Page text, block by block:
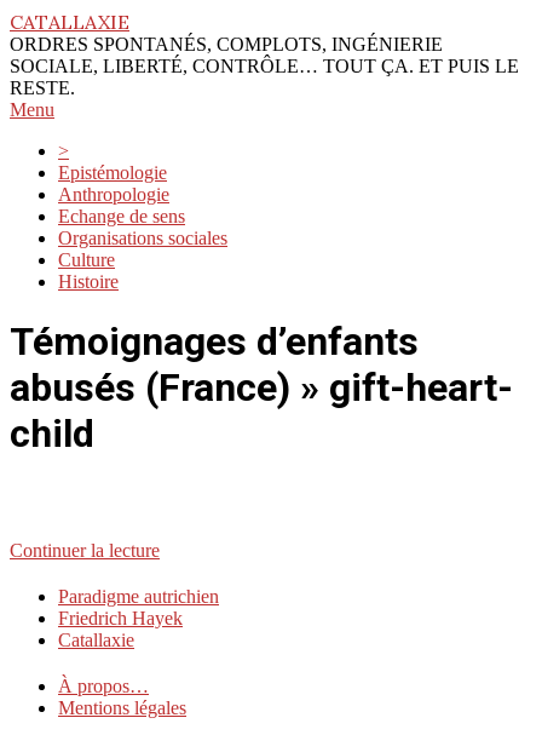
Skip
to
content
CATALLAXIE
ORDRES SPONTANÉS, COMPLOTS, INGÉNIERIE
SOCIALE, LIBERTÉ, CONTRÔLE… TOUT ÇA. ET PUIS LE
RESTE.
Primary
Menu
Menu
>
Epistémologie
Anthropologie
Echange de sens
Organisations sociales
Culture
Histoire
Témoignages d’enfants
abusés (France) » gift-heart-
child
Continuer la lecture
2018-
Paradigme autrichien
Friedrich Hayek
Catallaxie
À propos…
Mentions légales